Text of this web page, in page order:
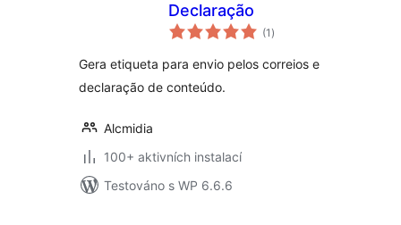
Declaração
(1 celkové
hodnocení
)
Gera etiqueta para envio pelos correios e
declaração de conteúdo.
Alcmidia
100+ aktivních instalací
Testováno s WP 6.6.6